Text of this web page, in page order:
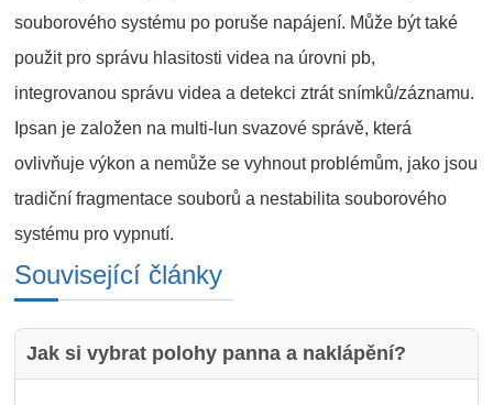
souborového systému po poruše napájení. Může být také
použit pro správu hlasitosti videa na úrovni pb,
integrovanou správu videa a detekci ztrát snímků/záznamu.
Ipsan je založen na multi-lun svazové správě, která
ovlivňuje výkon a nemůže se vyhnout problémům, jako jsou
tradiční fragmentace souborů a nestabilita souborového
systému pro vypnutí.
Související články
Jak si vybrat polohy panna a naklápění?